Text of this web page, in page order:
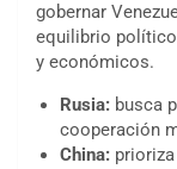
gobernar
equilibrio
y económicos.
Rusia: busca
cooperación
China: